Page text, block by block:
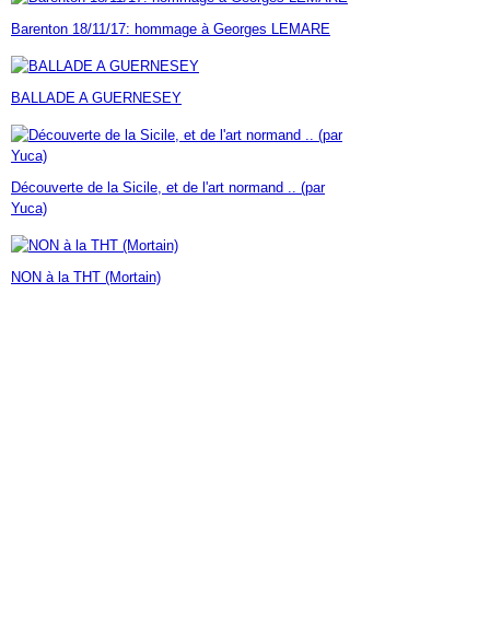
Janvier(7)
Février(9)
Janvier(18)
Mars(60)
Février(24)
Janvier(23)
Avril(14)
Mars (17)
Février(46)
Janvier (35)
Barenton 18/11/17: hommage à Georges LEMARE
BALLADE A GUERNESEY
Découverte de la Sicile, et de l'art normand .. (par
Yuca)
NON à la THT (Mortain)